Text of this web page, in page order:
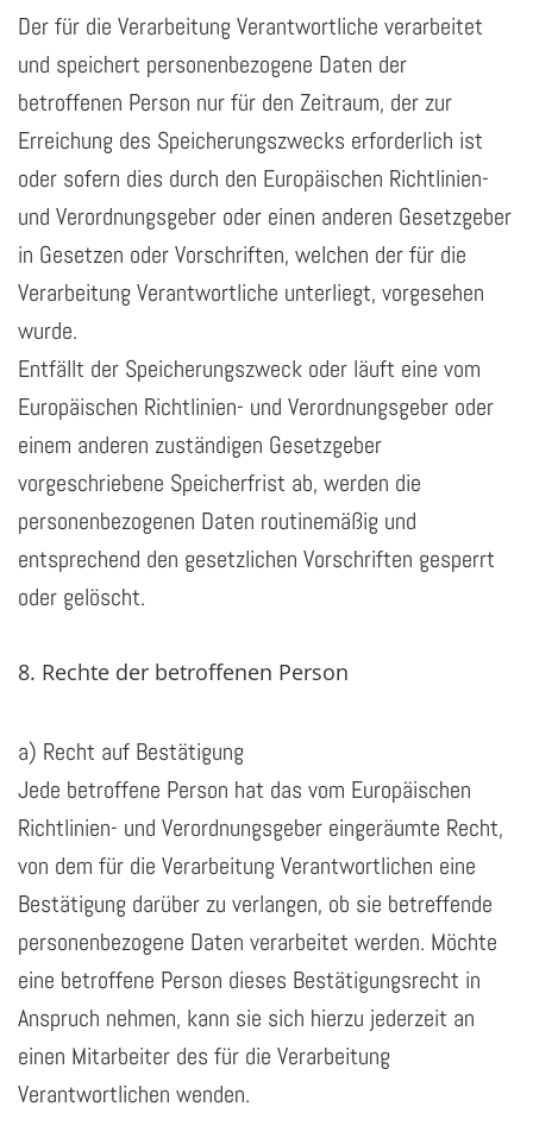
Der für die Verarbeitung Verantwortliche verarbeitet
und speichert personenbezogene Daten der
betroffenen Person nur für den Zeitraum, der zur
Erreichung des Speicherungszwecks erforderlich ist
oder sofern dies durch den Europäischen Richtlinien-
und Verordnungsgeber oder einen anderen Gesetzgeber
in Gesetzen oder Vorschriften, welchen der für die
Verarbeitung Verantwortliche unterliegt, vorgesehen
wurde.
Entfällt der Speicherungszweck oder läuft eine vom
Europäischen Richtlinien- und Verordnungsgeber oder
einem anderen zuständigen Gesetzgeber
vorgeschriebene Speicherfrist ab, werden die
personenbezogenen Daten routinemäßig und
entsprechend den gesetzlichen Vorschriften gesperrt
oder gelöscht.
8. Rechte der betroffenen Person
a) Recht auf Bestätigung
Jede betroffene Person hat das vom Europäischen
Richtlinien- und Verordnungsgeber eingeräumte Recht,
von dem für die Verarbeitung Verantwortlichen eine
Bestätigung darüber zu verlangen, ob sie betreffende
personenbezogene Daten verarbeitet werden. Möchte
eine betroffene Person dieses Bestätigungsrecht in
Anspruch nehmen, kann sie sich hierzu jederzeit an
einen Mitarbeiter des für die Verarbeitung
Verantwortlichen wenden.